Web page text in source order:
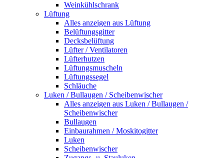
Weinkühlschrank
Lüftung
Alles anzeigen aus Lüftung
Belüftungsgitter
Decksbelüftung
Lüfter / Ventilatoren
Lüfterhutzen
Lüftungsmuscheln
Lüftungssegel
Schläuche
Luken / Bullaugen / Scheibenwischer
Alles anzeigen aus Luken / Bullaugen /
Scheibenwischer
Bullaugen
Einbaurahmen / Moskitogitter
Luken
Scheibenwischer